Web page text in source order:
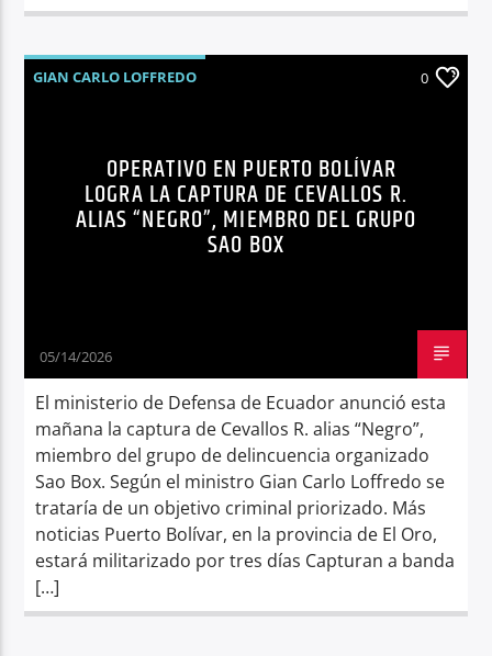
GIAN CARLO LOFFREDO
OPERATIVOS
PUERTO BOLÍVAR
SEGURIDAD
0
OPERATIVO EN PUERTO BOLÍVAR
LOGRA LA CAPTURA DE CEVALLOS R.
ALIAS “NEGRO”, MIEMBRO DEL GRUPO
SAO BOX
05/14/2026
El ministerio de Defensa de Ecuador anunció esta
mañana la captura de Cevallos R. alias “Negro”,
miembro del grupo de delincuencia organizado
Sao Box. Según el ministro Gian Carlo Loffredo se
trataría de un objetivo criminal priorizado. Más
noticias Puerto Bolívar, en la provincia de El Oro,
estará militarizado por tres días Capturan a banda
[…]